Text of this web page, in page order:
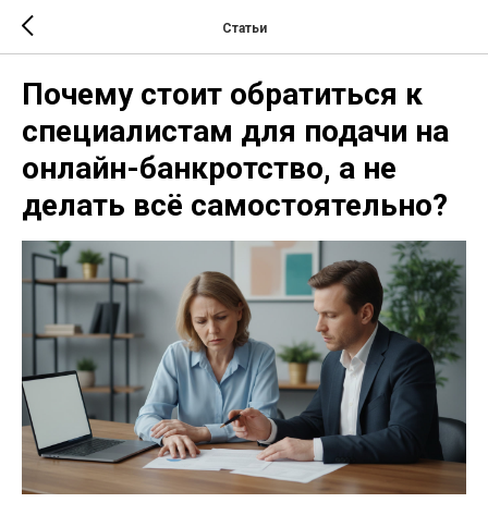
Статьи
Почему стоит обратиться к
специалистам для подачи на
онлайн-банкротство, а не
делать всё самостоятельно?